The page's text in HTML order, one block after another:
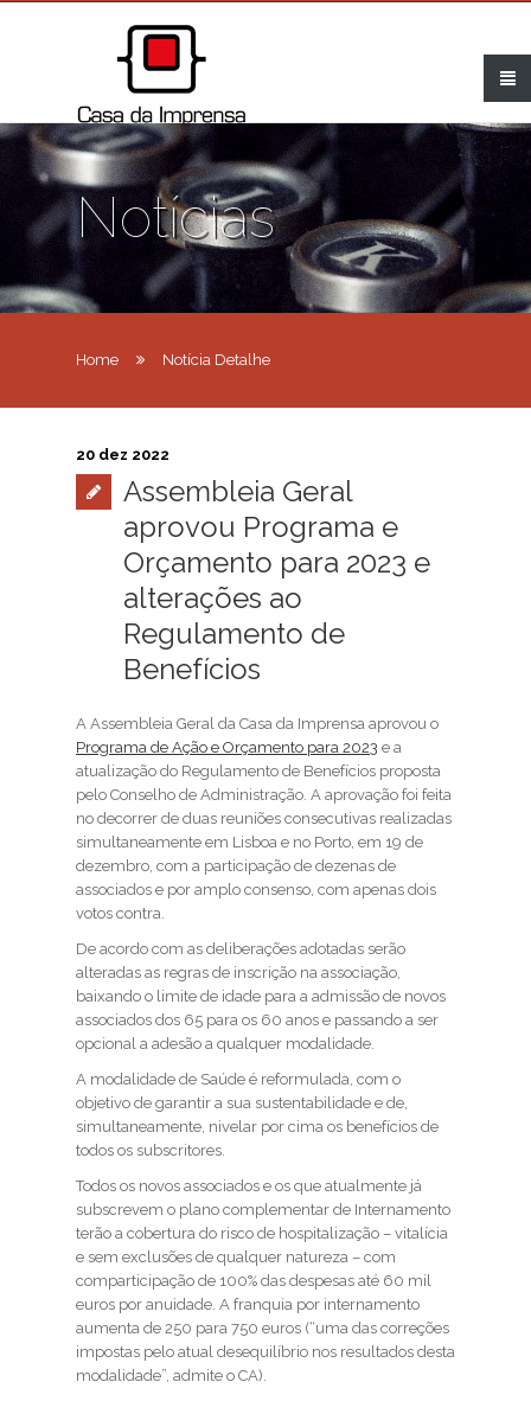
Notícias
Home Notícia Detalhe
20 dez 2022
Assembleia Geral
aprovou Programa e
Orçamento para 2023 e
alterações ao
Regulamento de
Benefícios
A Assembleia Geral da Casa da Imprensa aprovou o
Programa de Ação e Orçamento para 2023 e a
atualização do Regulamento de Benefícios proposta
pelo Conselho de Administração. A aprovação foi feita
no decorrer de duas reuniões consecutivas realizadas
simultaneamente em Lisboa e no Porto, em 19 de
dezembro, com a participação de dezenas de
associados e por amplo consenso, com apenas dois
votos contra.
De acordo com as deliberações adotadas serão
alteradas as regras de inscrição na associação,
baixando o limite de idade para a admissão de novos
associados dos 65 para os 60 anos e passando a ser
opcional a adesão a qualquer modalidade.
A modalidade de Saúde é reformulada, com o
objetivo de garantir a sua sustentabilidade e de,
simultaneamente, nivelar por cima os benefícios de
todos os subscritores.
Todos os novos associados e os que atualmente já
subscrevem o plano complementar de Internamento
terão a cobertura do risco de hospitalização – vitalícia
e sem exclusões de qualquer natureza – com
comparticipação de 100% das despesas até 60 mil
euros por anuidade. A franquia por internamento
aumenta de 250 para 750 euros (“uma das correções
impostas pelo atual desequilíbrio nos resultados desta
modalidade”, admite o CA).